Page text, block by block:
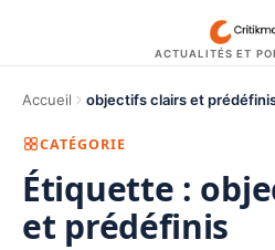
ACTUALITÉS ET
Accueil objectifs clairs et
CATÉGORIE
Étiquette :
et prédéfinis